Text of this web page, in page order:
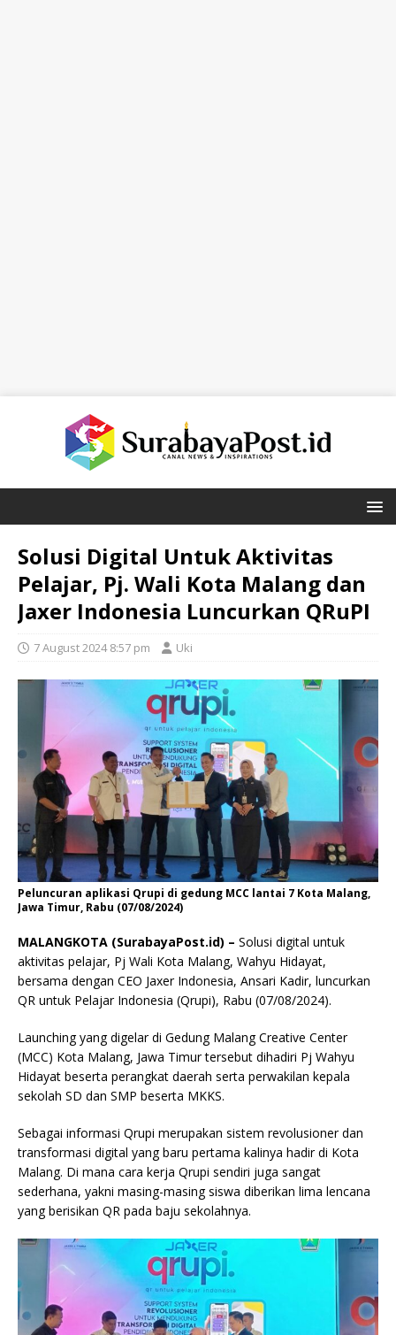
Solusi Digital Untuk Aktivitas
Pelajar, Pj. Wali Kota Malang dan
Jaxer Indonesia Luncurkan QRuPI
7 August 2024 8:57 pm Uki
Peluncuran aplikasi Qrupi di gedung MCC lantai 7 Kota Malang,
Jawa Timur, Rabu (07/08/2024)
MALANGKOTA (SurabayaPost.id) – Solusi digital untuk
aktivitas pelajar, Pj Wali Kota Malang, Wahyu Hidayat,
bersama dengan CEO Jaxer Indonesia, Ansari Kadir, luncurkan
QR untuk Pelajar Indonesia (Qrupi), Rabu (07/08/2024).
Launching yang digelar di Gedung Malang Creative Center
(MCC) Kota Malang, Jawa Timur tersebut dihadiri Pj Wahyu
Hidayat beserta perangkat daerah serta perwakilan kepala
sekolah SD dan SMP beserta MKKS.
Sebagai informasi Qrupi merupakan sistem revolusioner dan
transformasi digital yang baru pertama kalinya hadir di Kota
Malang. Di mana cara kerja Qrupi sendiri juga sangat
sederhana, yakni masing-masing siswa diberikan lima lencana
yang berisikan QR pada baju sekolahnya.